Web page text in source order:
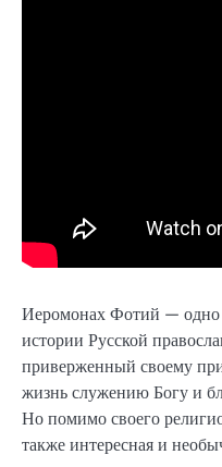
Иеромонах Фотий — одно
истории Русской
приверженный своему
жизнь служению Богу и
Но помимо своего
также интересная и